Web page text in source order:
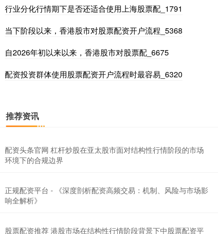
行业分化行情期下是否还适合使用上海股票配_1791
当下阶段以来，香港股市对股票配资开户流程_5368
自2026年初以来以来，香港股市对股票配_6675
配资投资群体使用股票配资开户流程时最容易_6320
推荐资讯
配资头条官网 杠杆炒股在亚太股市面对结构性行情阶段的市场
环境下的合规边界
正规配资平台 - 《深度剖析配资高频交易：机制、风险与市场影
响全解析》
股票配资推荐 港股市场在结构性行情阶段背景下中股票配资平